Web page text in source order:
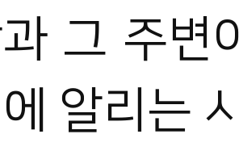
그 주변
알리는